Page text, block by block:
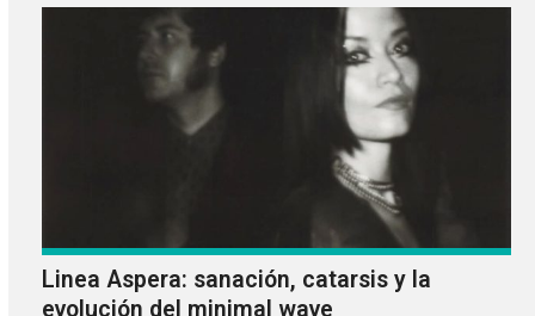
Linea Aspera: sanación, catarsis y la
evolución del minimal wave